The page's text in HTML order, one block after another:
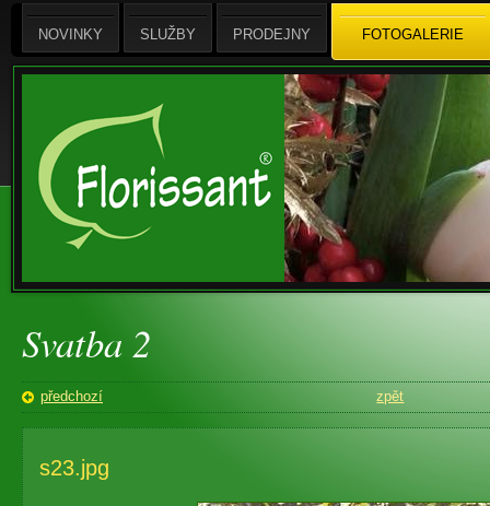
Svatba 2
předchozí zpět
s23.jpg
NOVINKY SLUŽBY PRODEJNY FOTOGALERIE